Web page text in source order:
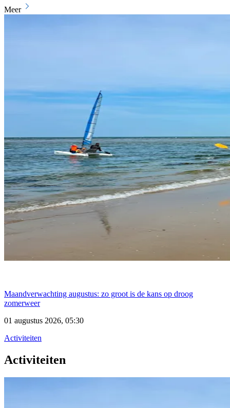
Meer
Maandverwachting augustus: zo groot is de kans op droog
zomerweer
01 augustus 2026, 05:30
Activiteiten
Activiteiten